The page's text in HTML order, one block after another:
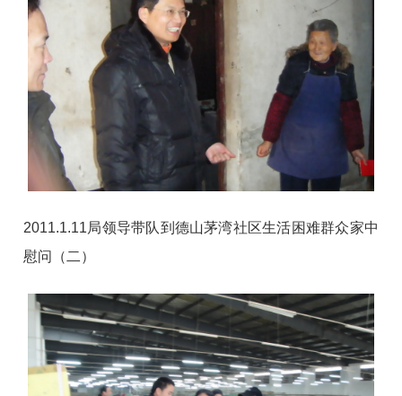
2011.1.11局领导带队到德山茅湾社区生活困难群众家中
慰问（二）